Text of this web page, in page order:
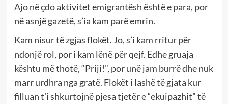
Ajo në çdo aktivitet emigrantësh është e para, por
në asnjë gazetë, s’ia kam parë emrin.
Kam nisur të zgjas flokët. Jo, s’i kam rritur për
ndonjë rol, por i kam lënë për qejf. Edhe gruaja
kështu më thotë, “Priji!”, por unë jam burrë dhe nuk
marr urdhra nga gratë. Flokët i lashë të gjata kur
filluan t’i shkurtojnë pjesa tjetër e “ekuipazhit” të